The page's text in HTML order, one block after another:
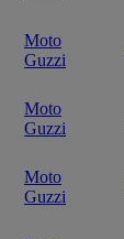
Moto
Guzzi
Moto
Guzzi
Moto
Guzzi